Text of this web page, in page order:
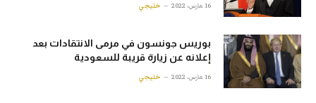
16 مارس، 2022 خليجي
بوريس جونسون في مرمى الانتقادات بعد
إعلانه عن زيارة قريبة للسعودية
16 مارس، 2022 خليجي